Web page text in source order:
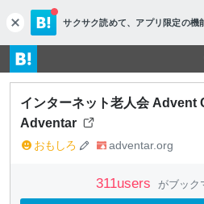
c
l
o
s
e
サクサク読めて、 アプリ限定の機
インターネット老人会 Advent
Adventar
おもしろ adventar.org
311users がブック